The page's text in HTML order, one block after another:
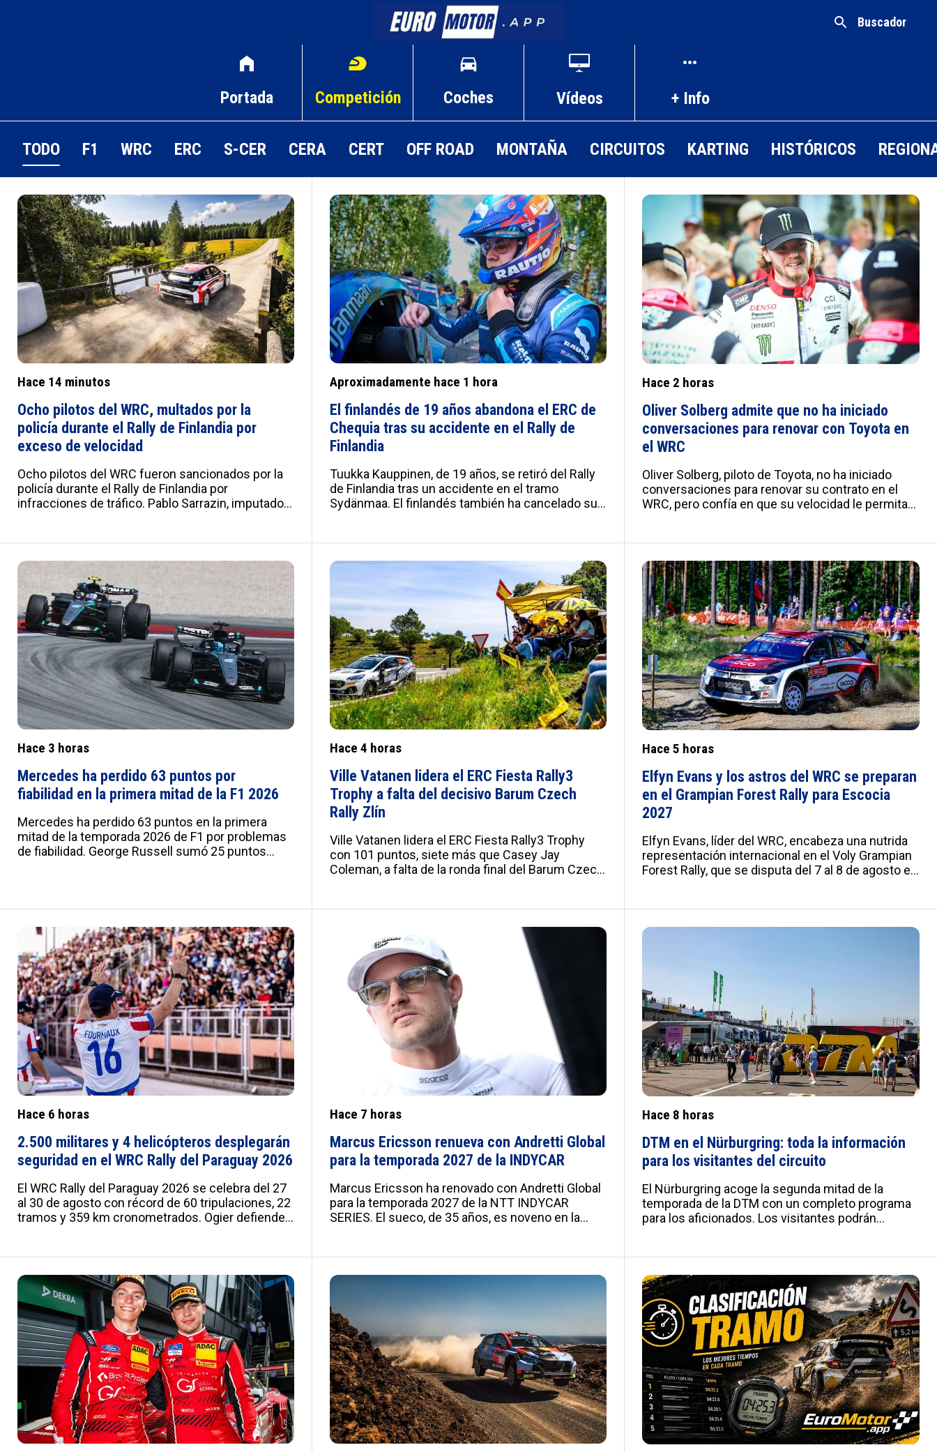
Buscador
Portada Competición Coches Vídeos + Info
TODO F1 WRC ERC S-CER CERA CERT OFF ROAD MONTAÑA CIRCUITOS KARTING HISTÓRICOS
Hace 14 minutos
Ocho pilotos del WRC, multados por la
policía durante el Rally de Finlandia por
exceso de velocidad
Ocho pilotos del WRC fueron sancionados por la
policía durante el Rally de Finlandia por
infracciones de tráfico. Pablo Sarrazin, imputado
prohibiciones temporales de conducir. :root{--
a:#012B7F;--b:#e0e0e0;--c:#fafbfd;--d:#f8f8f8;--
e:#F2F5FB;--f:#fff;--g:#000;--h:'Roboto',sans-
serif;--i:'Roboto Condensed',sans-serif;--j:18px;--
k:20px;--l:22px;--m:21px;--n:23px;--o:25px;--
p:20px;--q:22px;--r:24px;--s:10px 15px;--t:25px 0;--
u:20px;--v:20px;--w:0px;--x:10px;--y:1px solid
#ddd}
Aproximadamente hace 1 hora
El finlandés de 19 años abandona el ERC de
Chequia tras su accidente en el Rally de
Finlandia
Tuukka Kauppinen, de 19 años, se retiró del Rally
de Finlandia tras un accidente en el tramo
Sydänmaa. El finlandés también ha cancelado su
fractura en la espalda. :root{--a:#012B7F;--
b:#e0e0e0;--c:#fafbfd;--d:#f8f8f8;--e:#F2F5FB;--
f:#fff;--g:#000;--h:'Roboto',sans-serif;--i:'Roboto
Condensed',sans-serif;--j:18px;--k:20px;--l:22px;--
m:21px;--n:23px;--o:25px;--p:20px;--q:22px;--
r:24px;--s:10px 15px;--t:25px 0;--u:20px;--v:20px;--
w:0px;--x:10px;--y:1px solid #ddd}
Hace 2 horas
Oliver Solberg admite que no ha iniciado
conversaciones para renovar con Toyota en
el WRC
Oliver Solberg, piloto de Toyota, no ha iniciado
conversaciones para renovar su contrato en el
WRC, pero confía en que su velocidad le permita
primera temporada completa en el equipo oficial.
:root{--a:#012B7F;--b:#e0e0e0;--c:#fafbfd;--
d:#f8f8f8;--e:#F2F5FB;--f:#fff;--g:#000;--
h:'Roboto',sans-serif;--i:'Roboto Condensed',sans-
serif;--j:18px;--k:20px;--l:22px;--m:21px;--n:23px;--
o:25px;--p:20px;--q:22px;--r:24px;--s:10px 15px;--
t:25px 0;--u:20px;--v:20px;--w:0px;--x:10px;--y:1px
solid #ddd}
Hace 3 horas
Mercedes ha perdido 63 puntos por
fiabilidad en la primera mitad de la F1 2026
Mercedes ha perdido 63 puntos en la primera
mitad de la temporada 2026 de F1 por problemas
de fiabilidad. George Russell sumó 25 puntos
rivales acercarse en el campeonato. :root{--
a:#012B7F;--b:#e0e0e0;--c:#fafbfd;--d:#f8f8f8;--
e:#F2F5FB;--f:#fff;--g:#000;--h:'Roboto',sans-
serif;--i:'Roboto Condensed',sans-serif;--j:18px;--
k:20px;--l:22px;--m:21px;--n:23px;--o:25px;--
p:20px;--q:22px;--r:24px;--s:10px 15px;--t:25px 0;--
u:20px;--v:20px;--w:0px;--x:10px;--y:1px solid
#ddd}
Hace 4 horas
Ville Vatanen lidera el ERC Fiesta Rally3
Trophy a falta del decisivo Barum Czech
Rally Zlín
Ville Vatanen lidera el ERC Fiesta Rally3 Trophy
con 101 puntos, siete más que Casey Jay
Coleman, a falta de la ronda final del Barum Czech
lleva una Fiesta Rally2 con asistencia de M-Sport.
:root{--a:#012B7F;--b:#e0e0e0;--c:#fafbfd;--
d:#f8f8f8;--e:#F2F5FB;--f:#fff;--g:#000;--
h:'Roboto',sans-serif;--i:'Roboto Condensed',sans-
serif;--j:18px;--k:20px;--l:22px;--m:21px;--n:23px;--
o:25px;--p:20px;--q:22px;--r:24px;--s:10px 15px;--
t:25px 0;--u:20px;--v:20px;--w:0px;--x:10px;--y:1px
solid #ddd}
Hace 5 horas
Elfyn Evans y los astros del WRC se preparan
en el Grampian Forest Rally para Escocia
2027
Elfyn Evans, líder del WRC, encabeza una nutrida
representación internacional en el Voly Grampian
Forest Rally, que se disputa del 7 al 8 de agosto en
2027. También competirán Armstrong, Rossel,
Gryazin y Semenuk. :root{--a:#012B7F;--
Condensed',sans-serif;--j:18px;--k:20px;--l:22px;--
m:21px;--n:23px;--o:25px;--p:20px;--q:22px;--
r:24px;--s:10px 15px;--t:25px 0;--u:20px;--v:20px;--
w:0px;--x:10px;--y:1px solid #ddd}
Hace 6 horas
2.500 militares y 4 helicópteros desplegarán
seguridad en el WRC Rally del Paraguay 2026
El WRC Rally del Paraguay 2026 se celebra del 27
al 30 de agosto con récord de 60 tripulaciones, 22
tramos y 359 km cronometrados. Ogier defiende
cita de Encarnación. :root{--a:#012B7F;--
b:#e0e0e0;--c:#fafbfd;--d:#f8f8f8;--e:#F2F5FB;--
f:#fff;--g:#000;--h:'Roboto',sans-serif;--i:'Roboto
Condensed',sans-serif;--j:18px;--k:20px;--l:22px;--
m:21px;--n:23px;--o:25px;--p:20px;--q:22px;--
r:24px;--s:10px 15px;--t:25px 0;--u:20px;--v:20px;--
w:0px;--x:10px;--y:1px solid #ddd}
Hace 7 horas
Marcus Ericsson renueva con Andretti Global
para la temporada 2027 de la INDYCAR
Marcus Ericsson ha renovado con Andretti Global
para la temporada 2027 de la NTT INDYCAR
SERIES. El sueco, de 35 años, es noveno en la
Kirkwood. Ericsson ganó las 500 Millas de
Indianápolis en 2022. :root{--a:#012B7F;--
b:#e0e0e0;--c:#fafbfd;--d:#f8f8f8;--e:#F2F5FB;--
f:#fff;--g:#000;--h:'Roboto',sans-serif;--i:'Roboto
Condensed',sans-serif;--j:18px;--k:20px;--l:22px;--
m:21px;--n:23px;--o:25px;--p:20px;--q:22px;--
r:24px;--s:10px 15px;--t:25px 0;--u:20px;--v:20px;--
w:0px;--x:10px;--y:1px solid #ddd}
Hace 8 horas
DTM en el Nürburgring: toda la información
para los visitantes del circuito
El Nürburgring acoge la segunda mitad de la
temporada de la DTM con un completo programa
para los aficionados. Los visitantes podrán
Safari, además de las carreras de ADAC GT4
Germany, BMW M2 Cup y Porsche Carrera Cup.
:root{--a:#012B7F;--b:#e0e0e0;--c:#fafbfd;--
d:#f8f8f8;--e:#F2F5FB;--f:#fff;--g:#000;--
h:'Roboto',sans-serif;--i:'Roboto Condensed',sans-
serif;--j:18px;--k:20px;--l:22px;--m:21px;--n:23px;--
o:25px;--p:20px;--q:22px;--r:24px;--s:10px 15px;--
t:25px 0;--u:20px;--v:20px;--w:0px;--x:10px;--y:1px
solid #ddd}